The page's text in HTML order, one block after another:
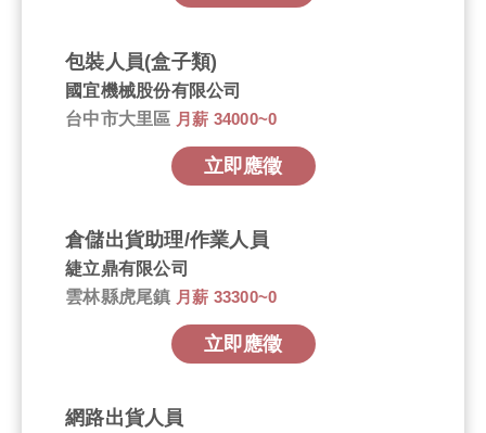
包裝人員(盒子類)
國宜機械股份有限公司
台中市大里區 月薪 34000~0
立即應徵
倉儲出貨助理/作業人員
緁立鼎有限公司
雲林縣虎尾鎮 月薪 33300~0
立即應徵
網路出貨人員